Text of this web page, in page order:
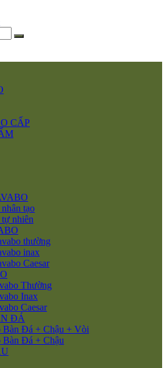
CẤP
tạo
nhiên
thường
inax
Caesar
Thường
Inax
Caesar
ĐÁ
Bàn Đá + Chậu + Vòi
Bàn Đá + Chậu